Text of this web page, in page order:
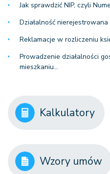
Jak sprawdzić NIP, czyli
Działalność
Reklamacje w rozliczeniu
Prowadzenie działalności
mieszkaniu…
Kalkulatory
Wzory umów